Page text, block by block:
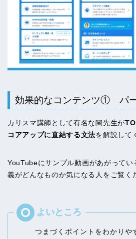
効果的なコンテンツ① パ
カリスマ講師として有名な関先生が
コアアップに直結する文法を解説して
YouTubeにサンプル動画があがってい
義がどんなものか気になる人をご覧く
つまづくポイントをわかりや